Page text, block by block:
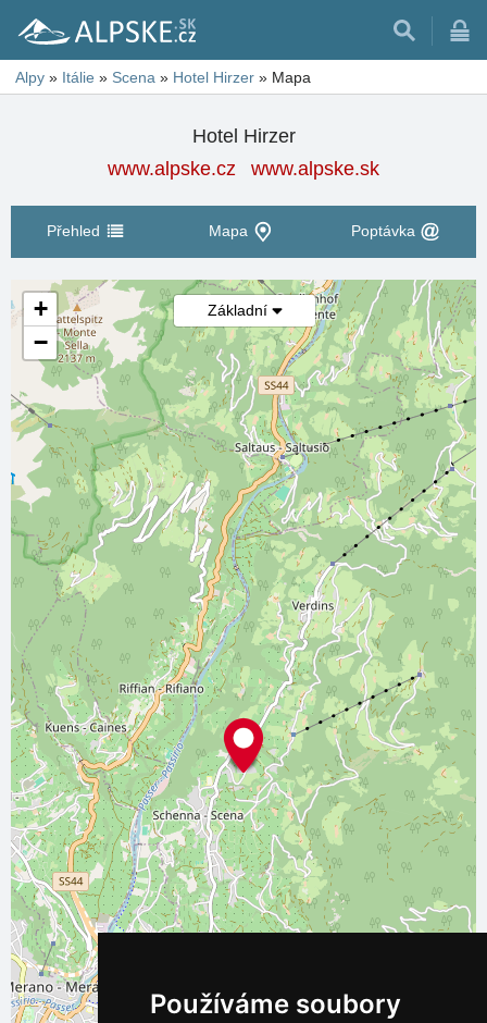
Používáme soubory
Alpy » Itálie » Scena » Hotel Hirzer » Mapa
Hotel Hirzer
www.alpske.cz
www.alpske.sk
Přehled Mapa Poptávka
Základní
+
−